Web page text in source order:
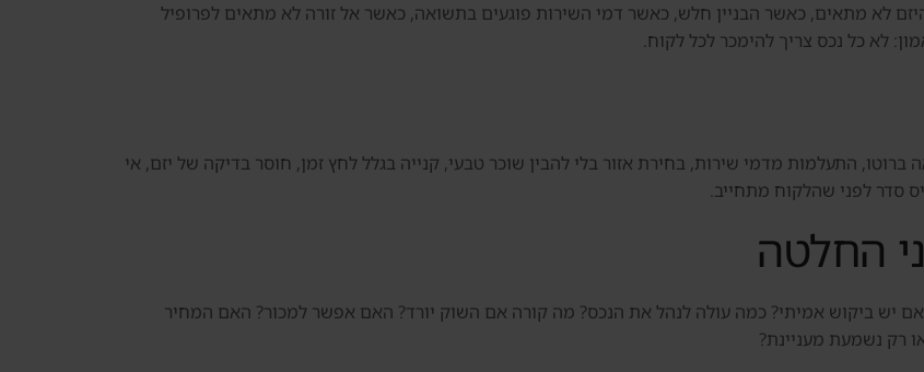
לא מתאים, כאשר הבניין חלש, כאשר דמי השירות פוגעים בתשואה, כאשר אל זורה לא מתאים לפרופיל
לא כל נכס צריך להימכר לכל לקוח.
ברוטו, התעלמות מדמי שירות, בחירת אזור בלי להבין שוכר טבעי, קנייה בגלל לחץ זמן, חוסר בדיקה של יזם, אי
סדר לפני שהלקוח מתחייב.
החלטה
יש ביקוש אמיתי? כמה עולה לנהל את הנכס? מה קורה אם השוק יורד? האם אפשר למכור? האם המחיר
רק נשמעת מעניינת?